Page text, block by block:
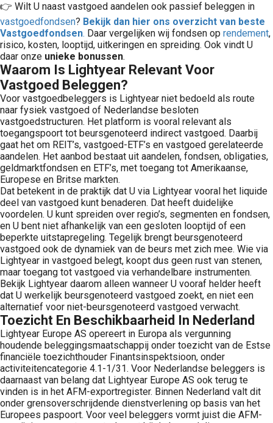
👉 Wilt U naast vastgoed aandelen ook passief beleggen in
vastgoedfondsen? Bekijk dan hier ons overzicht van beste
Vastgoedfondsen. Daar vergelijken wij fondsen op rendement,
risico, kosten, looptijd, uitkeringen en spreiding. Ook vindt U
daar onze unieke bonussen.
Waarom Is Lightyear Relevant Voor
Vastgoed Beleggen?
Voor vastgoedbeleggers is Lightyear niet bedoeld als route
naar fysiek vastgoed of Nederlandse besloten
vastgoedstructuren. Het platform is vooral relevant als
toegangspoort tot beursgenoteerd indirect vastgoed. Daarbij
gaat het om REIT’s, vastgoed-ETF’s en vastgoed gerelateerde
aandelen. Het aanbod bestaat uit aandelen, fondsen, obligaties,
geldmarktfondsen en ETF’s, met toegang tot Amerikaanse,
Europese en Britse markten.
Dat betekent in de praktijk dat U via Lightyear vooral het liquide
deel van vastgoed kunt benaderen. Dat heeft duidelijke
voordelen. U kunt spreiden over regio’s, segmenten en fondsen,
en U bent niet afhankelijk van een gesloten looptijd of een
beperkte uitstapregeling. Tegelijk brengt beursgenoteerd
vastgoed ook de dynamiek van de beurs met zich mee. Wie via
Lightyear in vastgoed belegt, koopt dus geen rust van stenen,
maar toegang tot vastgoed via verhandelbare instrumenten.
Bekijk Lightyear daarom alleen wanneer U vooraf helder heeft
dat U werkelijk beursgenoteerd vastgoed zoekt, en niet een
alternatief voor niet-beursgenoteerd vastgoed verwacht.
Toezicht En Beschikbaarheid In Nederland
Lightyear Europe AS opereert in Europa als vergunning
houdende beleggingsmaatschappij onder toezicht van de Estse
financiële toezichthouder Finantsinspektsioon, onder
activiteitencategorie 4.1-1/31. Voor Nederlandse beleggers is
daarnaast van belang dat Lightyear Europe AS ook terug te
vinden is in het AFM-exportregister. Binnen Nederland valt dit
onder grensoverschrijdende dienstverlening op basis van het
Europees paspoort. Voor veel beleggers vormt juist die AFM-